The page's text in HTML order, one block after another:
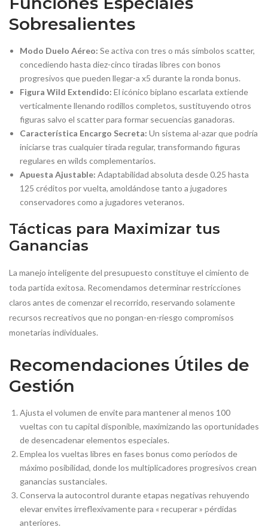
Sobresalientes
Modo Duelo Aéreo: Se activa con tres o más símbolos scatter,
concediendo hasta diez-cinco tiradas libres con bonos
progresivos que pueden llegar-a x5 durante la ronda bonus.
Figura Wild Extendido: El icónico biplano escarlata extiende
verticalmente llenando rodillos completos, sustituyendo otros
figuras salvo el scatter para formar secuencias ganadoras.
Característica Encargo Secreta: Un sistema al-azar que podría
iniciarse tras cualquier tirada regular, transformando figuras
regulares en wilds complementarios.
Apuesta Ajustable: Adaptabilidad absoluta desde 0.25 hasta
125 créditos por vuelta, amoldándose tanto a jugadores
conservadores como a jugadores veteranos.
Tácticas para Maximizar tus
Ganancias
La manejo inteligente del presupuesto constituye el cimiento de
toda partida exitosa. Recomendamos determinar restricciones
claros antes de comenzar el recorrido, reservando solamente
recursos recreativos que no pongan-en-riesgo compromisos
monetarias individuales.
Recomendaciones Útiles de
Gestión
Ajusta el volumen de envite para mantener al menos 100
vueltas con tu capital disponible, maximizando las oportunidades
de desencadenar elementos especiales.
Emplea los vueltas libres en fases bonus como períodos de
máximo posibilidad, donde los multiplicadores progresivos crean
ganancias sustanciales.
Conserva la autocontrol durante etapas negativas rehuyendo
elevar envites irreflexivamente para « recuperar » pérdidas
anteriores.